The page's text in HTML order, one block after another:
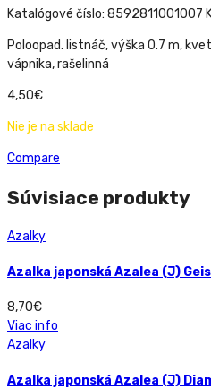
Katalógové číslo: 8592811001007
Poloopad. listnáč, výška 0.7 m,
vápnika, rašelinná
4,50€
Nie je na sklade
Compare
Súvisiace produkty
Azalky
Azalka japonská Azalea (J)
8,70€
Viac info
Azalky
Azalka japonská Azalea (J)